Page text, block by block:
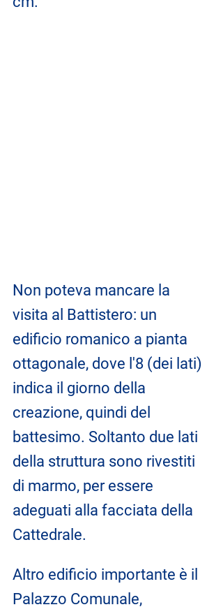
Non poteva mancare la
visita al Battistero: un
edificio romanico a pianta
ottagonale, dove l'8 (dei lati)
indica il giorno della
creazione, quindi del
battesimo. Soltanto due lati
della struttura sono rivestiti
di marmo, per essere
adeguati alla facciata della
Cattedrale.
Altro edificio importante è il
Palazzo Comunale,